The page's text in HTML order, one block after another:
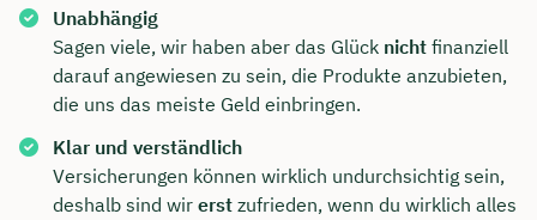
Unabhängig
Sagen viele, wir haben aber das Glück nicht finanziell
darauf angewiesen zu sein, die Produkte anzubieten,
die uns das meiste Geld einbringen.
Klar und verständlich
Versicherungen können wirklich undurchsichtig sein,
deshalb sind wir erst zufrieden, wenn du wirklich alles